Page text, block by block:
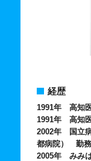
経歴
1991年 高知
1991年 高知
2002年 国立
都病院） 勤務
2005年 みみ